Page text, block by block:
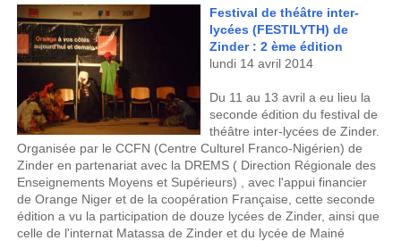
Festival de théâtre inter-
lycées (FESTILYTH) de
Zinder : 2 ème édition
lundi 14 avril 2014
Du 11 au 13 avril a eu lieu la
seconde édition du festival de
théâtre inter-lycées de Zinder.
Organisée par le CCFN (Centre Culturel Franco-Nigérien) de
Zinder en partenariat avec la DREMS ( Direction Régionale des
Enseignements Moyens et Supérieurs) , avec l'appui financier
de Orange Niger et de la coopération Française, cette seconde
édition a vu la participation de douze lycées de Zinder, ainsi que
celle de l'internat Matassa de Zinder et du lycée de Mainé